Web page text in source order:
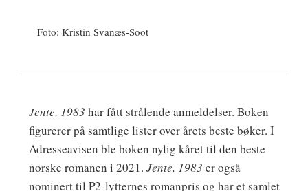
Foto: Kristin Svanæs-Soot
Jente, 1983 har fått strålende anmeldelser. Boken
figurerer på samtlige lister over årets beste bøker. I
Adresseavisen ble boken nylig kåret til den beste
norske romanen i 2021. Jente, 1983 er også
nominert til P2-lytternes romanpris og har et samlet